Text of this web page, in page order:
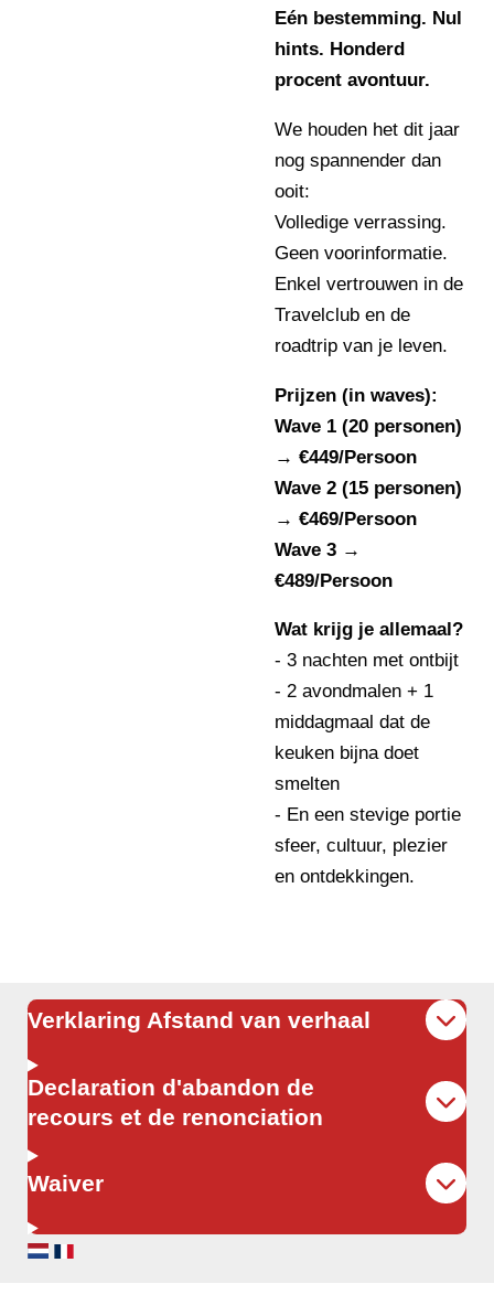
Eén bestemming. Nul
hints. Honderd
procent avontuur.
We houden het dit jaar
nog spannender dan
ooit:
Volledige verrassing.
Geen voorinformatie.
Enkel vertrouwen in de
Travelclub en de
roadtrip van je leven.
Prijzen (in waves):
Wave 1 (20 personen)
→ €449/Persoon
Wave 2 (15 personen)
→ €469/Persoon
Wave 3 →
€489/Persoon
Wat krijg je allemaal?
- 3 nachten met ontbijt
- 2 avondmalen + 1
middagmaal dat de
keuken bijna doet
smelten
- En een stevige portie
sfeer, cultuur, plezier
en ontdekkingen.
Verklaring Afstand van verhaal
Declaration d'abandon de
recours et de renonciation
Waiver